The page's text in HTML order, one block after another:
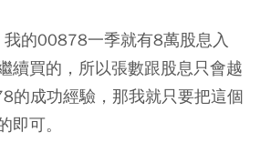
的00878一季就有8萬股息入
續買的，所以張數跟股息只會越
的成功經驗，那我就只要把這個
即可。